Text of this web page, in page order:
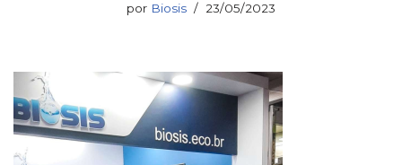
por Biosis 23/05/2023